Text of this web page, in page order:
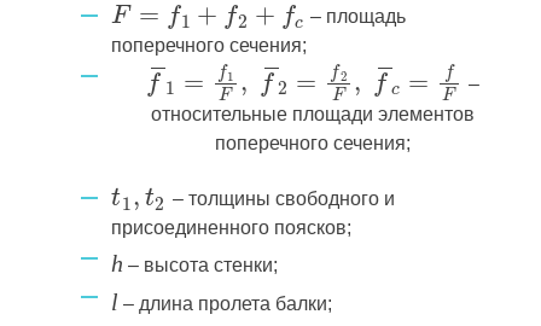
– площадь
поперечного сечения;
–
относительные площади элементов
поперечного сечения;
– толщины свободного и
присоединенного поясков;
h – высота стенки;
l – длина пролета балки;